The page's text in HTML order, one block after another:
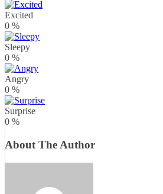
Excited
0 %
Sleepy
0 %
Angry
0 %
Surprise
0 %
About The Author